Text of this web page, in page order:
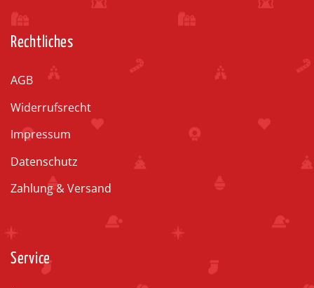
Rechtliches
AGB
Widerrufsrecht
Impressum
Datenschutz
Zahlung & Versand
Service